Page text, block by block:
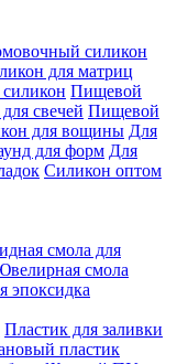
силикон
для матриц
Пищевой
свечей Пищевой
для вощины Для
для форм Для
Силикон оптом
смола для
смола
эпоксидка
Пластик для заливки
пластик